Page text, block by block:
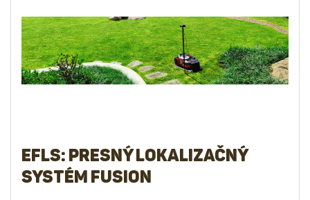
EFLS: Presný lokalizačný
systém Fusion